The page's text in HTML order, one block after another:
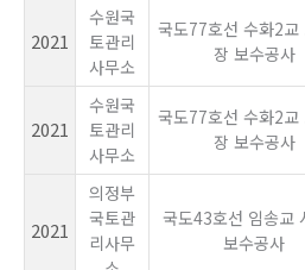
2021
수원국
토관리
사무소
국도77호선 수화2교
장 보수공사
2021
수원국
토관리
사무소
국도77호선 수화2교
장 보수공사
2021
의정부
국토관
리사무
국도43호선 임송교
보수공사